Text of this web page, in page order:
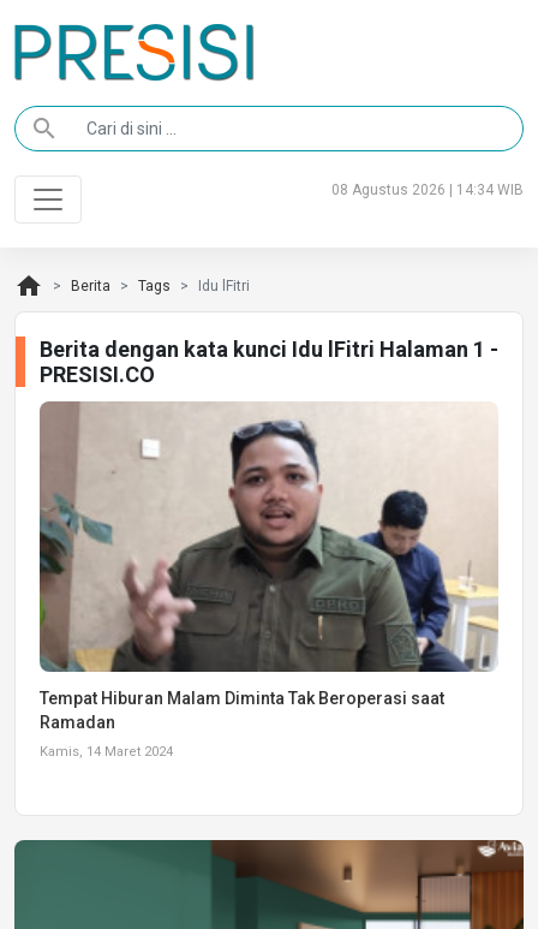
search
08 Agustus 2026 | 14:34 WIB
home Berita Tags Idu lFitri
Berita dengan kata kunci Idu lFitri Halaman 1 -
PRESISI.CO
Tempat Hiburan Malam Diminta Tak Beroperasi saat
Ramadan
Kamis, 14 Maret 2024